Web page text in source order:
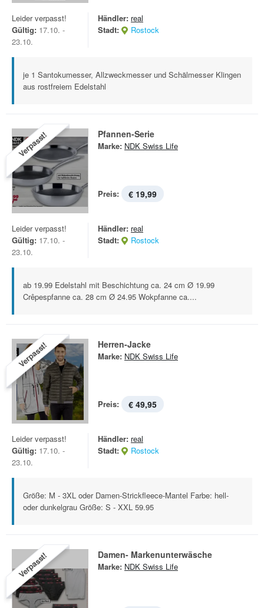
Leider verpasst!
Gültig: 17.10. -
23.10.
Händler: real
Stadt:
Rostock
je 1 Santokumesser, Allzweckmesser und Schälmesser Klingen
aus rostfreiem Edelstahl
Verpasst! Pfannen-Serie
Marke: NDK Swiss Life
Preis: € 19,99
Leider verpasst!
Gültig: 17.10. -
23.10.
Händler: real
Stadt:
Rostock
ab 19.99 Edelstahl mit Beschichtung ca. 24 cm Ø 19.99
Crêpespfanne ca. 28 cm Ø 24.95 Wokpfanne ca....
Verpasst! Herren-Jacke
Marke: NDK Swiss Life
Preis: € 49,95
Leider verpasst!
Gültig: 17.10. -
23.10.
Händler: real
Stadt:
Rostock
Größe: M - 3XL oder Damen-Strickfleece-Mantel Farbe: hell-
oder dunkelgrau Größe: S - XXL 59.95
Verpasst! Damen- Markenunterwäsche
Marke: NDK Swiss Life